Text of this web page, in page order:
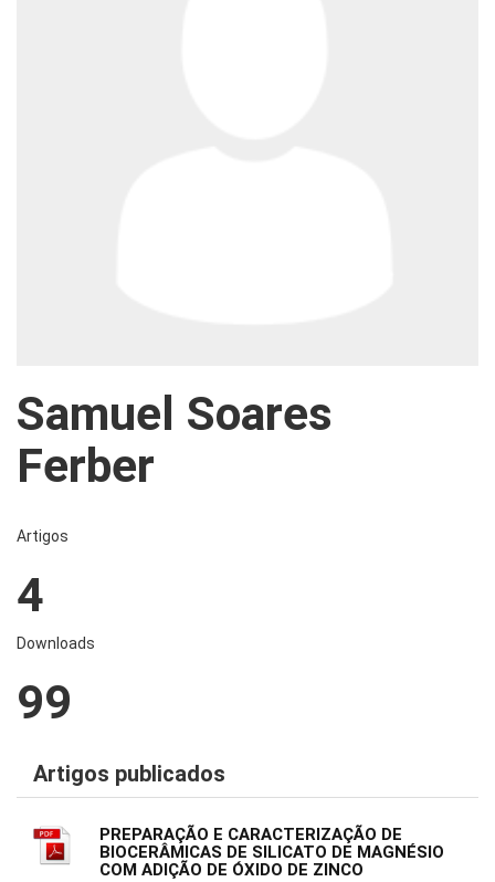
Samuel Soares
Ferber
Artigos
4
Downloads
99
Artigos publicados
PREPARAÇÃO E CARACTERIZAÇÃO DE
BIOCERÂMICAS DE SILICATO DE MAGNÉSIO
COM ADIÇÃO DE ÓXIDO DE ZINCO